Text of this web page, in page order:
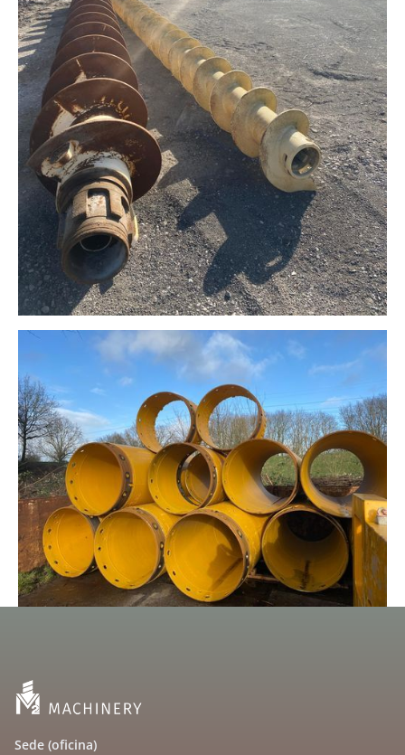
Sede (oficina)